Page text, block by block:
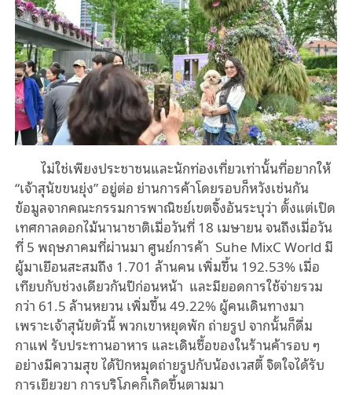
ไม่ใช่เพียงประชาชนและนักท่องเที่ยวเท่านั้นที่อยากให้
“เจ้าสุนัขขนยุ่ง” อยู่ต่อ ย่านการค้าโดยรอบก็หวังเช่นกัน
ข้อมูลจากคณะกรรมการพาณิชย์เขตจิ้งอันระบุว่า ตั้งแต่เปิด
เทศกาลดอกไม้นานาชาติเมื่อวันที่ 18 เมษายน จนถึงเมื่อวัน
ที่ 5 พฤษภาคมที่ผ่านมา ศูนย์การค้า Suhe MixC World มี
ผู้มาเยือนสะสมถึง 1.701 ล้านคน เพิ่มขึ้น 192.53% เมื่อ
เทียบกับช่วงเดียวกันปีก่อนหน้า และมียอดการใช้จ่ายรวม
กว่า 61.5 ล้านหยวน เพิ่มขึ้น 49.22% ผู้คนเดินทางมา
เพราะเจ้าสุนัขตัวนี้ พวกเขาหยุดพัก ถ่ายรูป จากนั้นก็ดื่ม
กาแฟ รับประทานอาหาร และเดินซื้อของในร้านค้ารอบ ๆ
อย่างมีความสุข ได้ปักหมุดถ่ายรูปกับน้องเวสตี้ จิตใจได้รับ
การเยียวยา การบริโภคก็เกิดขึ้นตามมา